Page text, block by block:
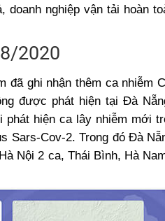
nghiệp vận tải hoàn
2020
đã ghi nhận thêm ca nhiễm
được phát hiện tại Đà
hiện ca lây nhiễm mới
Sars-Cov-2. Trong đó Đà
Nội 2 ca, Thái Bình, Hà